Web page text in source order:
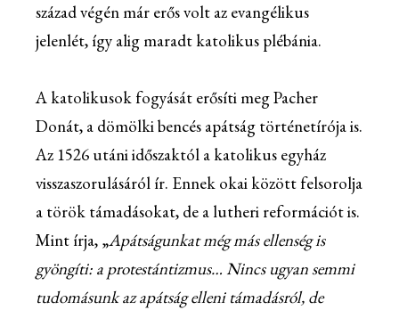
század végén már erős volt az evangélikus
jelenlét, így alig maradt katolikus plébánia.
A katolikusok fogyását erősíti meg Pacher
Donát, a dömölki bencés apátság történetírója is.
Az 1526 utáni időszaktól a katolikus egyház
visszaszorulásáról ír. Ennek okai között felsorolja
a török támadásokat, de a lutheri reformációt is.
Mint írja, „Apátságunkat még más ellenség is
gyöngíti: a protestántizmus… Nincs ugyan semmi
tudomásunk az apátság elleni támadásról, de